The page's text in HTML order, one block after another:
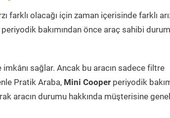
farklı olacağı için zaman içerisinde farklı
bakımından önce araç sahibi durum
sağlar. Ancak bu aracın sadece filtre
Pratik Araba, Mini Cooper periyodik
aracın durumu hakkında müşterisine